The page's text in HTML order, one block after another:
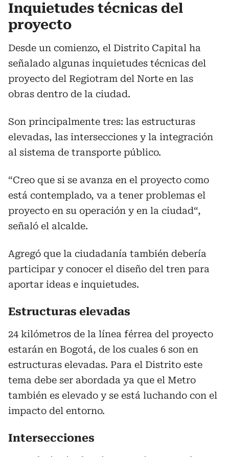
Inquietudes técnicas del
proyecto
Desde un comienzo, el Distrito Capital ha
señalado algunas inquietudes técnicas del
proyecto del Regiotram del Norte en las
obras dentro de la ciudad.
Son principalmente tres: las estructuras
elevadas, las intersecciones y la integración
al sistema de transporte público.
“Creo que si se avanza en el proyecto como
está contemplado, va a tener problemas el
proyecto en su operación y en la ciudad“,
señaló el alcalde.
Agregó que la ciudadanía también debería
participar y conocer el diseño del tren para
aportar ideas e inquietudes.
Estructuras elevadas
24 kilómetros de la línea férrea del proyecto
estarán en Bogotá, de los cuales 6 son en
estructuras elevadas. Para el Distrito este
tema debe ser abordada ya que el Metro
también es elevado y se está luchando con el
impacto del entorno.
Intersecciones